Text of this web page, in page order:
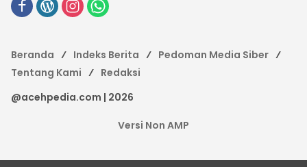
Beranda Indeks Berita
Pedoman Media Siber
Tentang Kami
Redaksi
@acehpedia.com | 2026
Versi Non AMP